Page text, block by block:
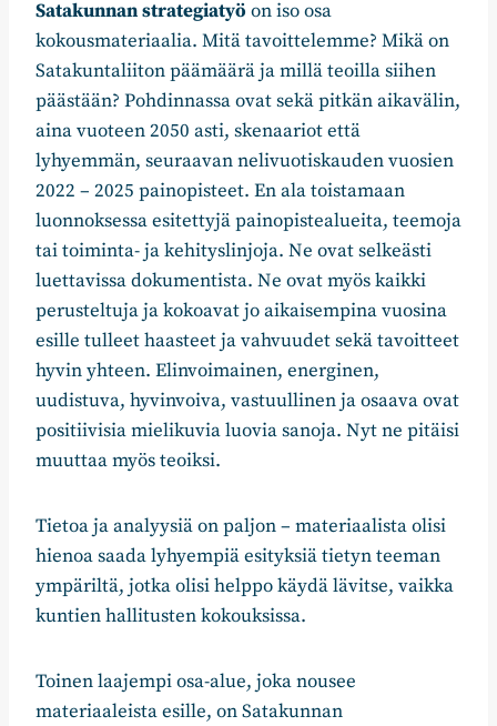
Satakunnan strategiatyö on iso osa
kokousmateriaalia. Mitä tavoittelemme? Mikä on
Satakuntaliiton päämäärä ja millä teoilla siihen
päästään? Pohdinnassa ovat sekä pitkän aikavälin,
aina vuoteen 2050 asti, skenaariot että
lyhyemmän, seuraavan nelivuotiskauden vuosien
2022 – 2025 painopisteet. En ala toistamaan
luonnoksessa esitettyjä painopistealueita, teemoja
tai toiminta- ja kehityslinjoja. Ne ovat selkeästi
luettavissa dokumentista. Ne ovat myös kaikki
perusteltuja ja kokoavat jo aikaisempina vuosina
esille tulleet haasteet ja vahvuudet sekä tavoitteet
hyvin yhteen. Elinvoimainen, energinen,
uudistuva, hyvinvoiva, vastuullinen ja osaava ovat
positiivisia mielikuvia luovia sanoja. Nyt ne pitäisi
muuttaa myös teoiksi.
Tietoa ja analyysiä on paljon – materiaalista olisi
hienoa saada lyhyempiä esityksiä tietyn teeman
ympäriltä, jotka olisi helppo käydä lävitse, vaikka
kuntien hallitusten kokouksissa.
Toinen laajempi osa-alue, joka nousee
materiaaleista esille, on Satakunnan